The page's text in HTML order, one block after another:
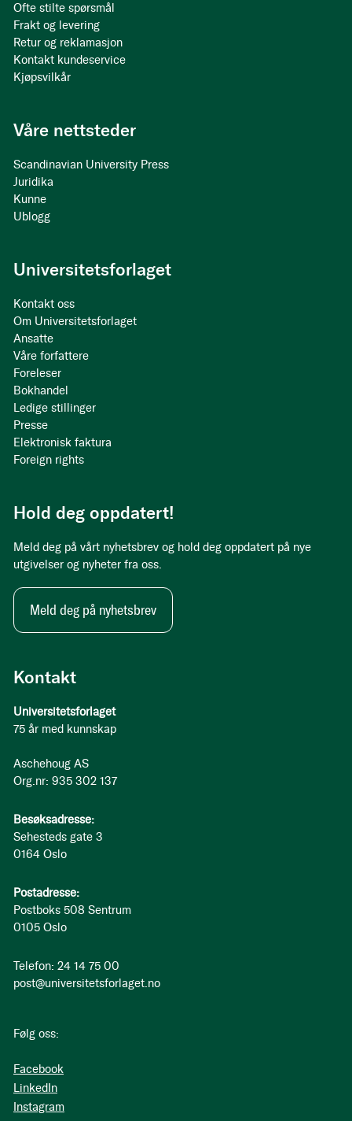
Kontakt
Universitetsforlaget
75 år med kunnskap
Aschehoug AS
Org.nr: 935 302 137
Besøksadresse:
Sehesteds gate 3
0164 Oslo
Postadresse:
Postboks 508 Sentrum
0105 Oslo
Telefon: 24 14 75 00
post@universitetsforlaget.no
Følg oss:
Facebook
LinkedIn
Instagram
Ofte stilte spørsmål
Frakt og levering
Retur og reklamasjon
Kontakt kundeservice
Kjøpsvilkår
Våre nettsteder
Scandinavian University Press
Juridika
Kunne
Ublogg
Universitetsforlaget
Kontakt oss
Om Universitetsforlaget
Ansatte
Våre forfattere
Foreleser
Bokhandel
Ledige stillinger
Presse
Elektronisk faktura
Foreign rights
Hold deg oppdatert!
Meld deg på vårt nyhetsbrev og hold deg oppdatert på nye
utgivelser og nyheter fra oss.
Meld deg på nyhetsbrev